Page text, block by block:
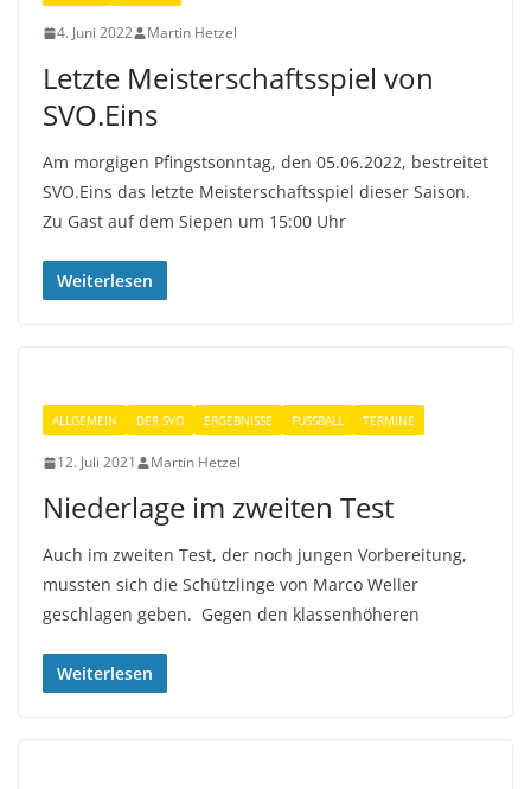
4. Juni 2022 Martin Hetzel
Letzte Meisterschaftsspiel von
SVO.Eins
Am morgigen Pfingstsonntag, den 05.06.2022, bestreitet
SVO.Eins das letzte Meisterschaftsspiel dieser Saison.
Zu Gast auf dem Siepen um 15:00 Uhr
Weiterlesen
ALLGEMEIN DER SVO ERGEBNISSE FUSSBALL TERMINE
12. Juli 2021 Martin Hetzel
Niederlage im zweiten Test
Auch im zweiten Test, der noch jungen Vorbereitung,
mussten sich die Schützlinge von Marco Weller
geschlagen geben. Gegen den klassenhöheren
Weiterlesen